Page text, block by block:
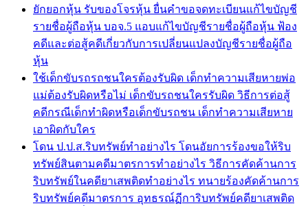
ยักยอกหุ้น รับของโจรหุ้น ยื่นคำขอจดทะเบียนแก้ไขบัญชี
รายชื่อผู้ถือหุ้น บอจ.5 แอบแก้ไขบัญชีรายชื่อผู้ถือหุ้น ฟ้อง
คดีและต่อสู้คดีเกี่ยวกับการเปลี่ยนแปลงบัญชีรายชื่อผู้ถือ
หุ้น
ใช้เด็กขับรถรถชนใครต้องรับผิด เด็กทำความเสียหายพ่อ
แม่ต้องรับผิดหรือไม่ เด็กขับรถชนใครรับผิด วิธีการต่อสู้
คดีกรณีเด็กทำผิดหรือเด็กขับรถชน เด็กทำความเสียหาย
เอาผิดกับใคร
โดน ป.ป.ส.ริบทรัพย์ทำอย่างไร โดนอัยการร้องขอให้ริบ
ทรัพย์สินตามคดีมาตรการทำอย่างไร วิธีการคัดค้านการ
ริบทรัพย์ในคดียาเสพติดทำอย่างไร ทนายร้องคัดค้านการ
ริบทรัพย์คดีมาตรการ อุทธรณ์ฏีการิบทรัพย์คดียาเสพติด